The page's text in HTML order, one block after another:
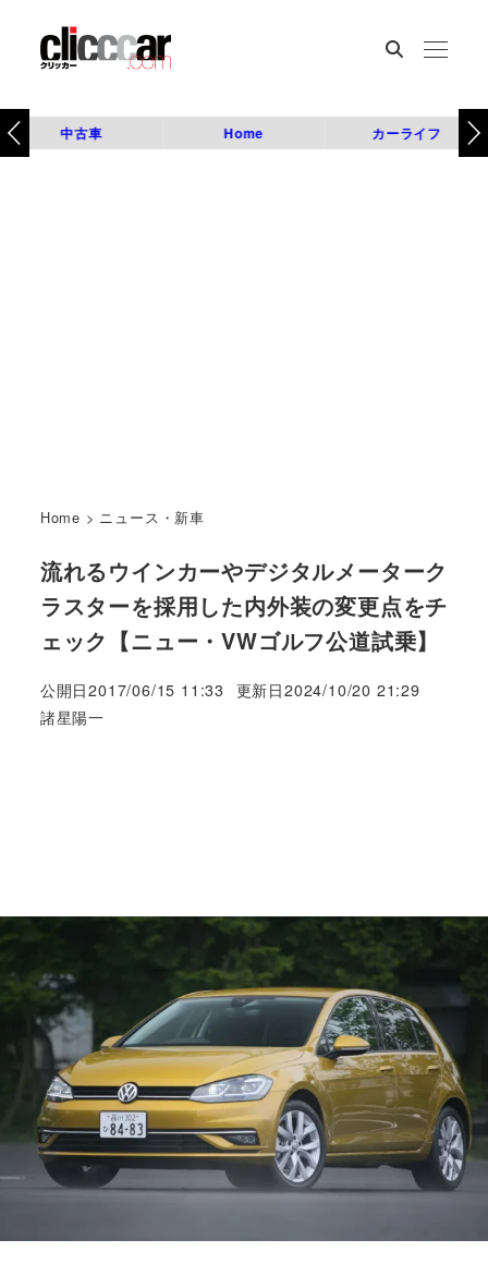
中古車 Home カーライフ
Home > ニュース・新車
流れるウインカーやデジタルメーターク
ラスターを採用した内外装の変更点をチ
ェック【ニュー・VWゴルフ公道試乗】
公開日2017/06/15 11:33 更新日2024/10/20 21:29
著
諸星陽一